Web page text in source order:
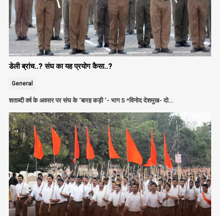
डेली ब्रांच..? संघ का यह प्रयोग कैसा..?
General
शताब्दी वर्ष के अवसर पर संघ के ‘बारह कड़ी ‘- भाग 5 *विनोद देशमुख- दो…